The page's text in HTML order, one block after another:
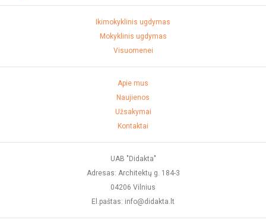
Ikimokyklinis ugdymas
Mokyklinis ugdymas
Visuomenei
Apie mus
Naujienos
Užsakymai
Kontaktai
UAB "Didakta"
Adresas: Architektų g. 184-3
04206 Vilnius
El.paštas: info@didakta.lt